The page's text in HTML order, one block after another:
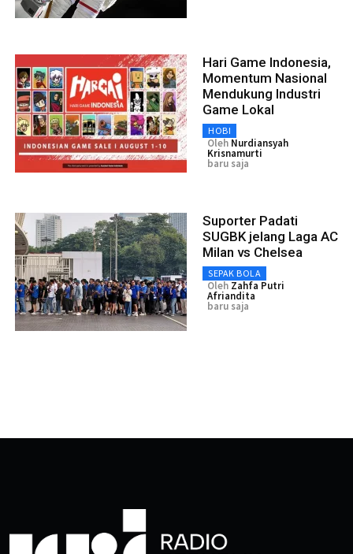
Hari Game Indonesia,
Momentum Nasional
Mendukung Industri
Game Lokal
HOBI
Oleh Nurdiansyah
Krisnamurti
baru saja
Suporter Padati
SUGBK jelang Laga AC
Milan vs Chelsea
SEPAK BOLA
Oleh Zahfa Putri
Afriandita
baru saja